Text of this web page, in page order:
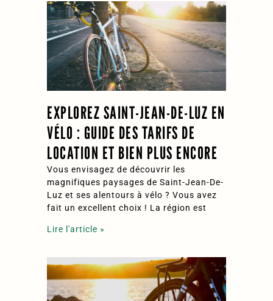
EXPLOREZ SAINT-JEAN-DE-LUZ EN
VÉLO : GUIDE DES TARIFS DE
LOCATION ET BIEN PLUS ENCORE
Vous envisagez de découvrir les
magnifiques paysages de Saint-Jean-De-
Luz et ses alentours à vélo ? Vous avez
fait un excellent choix ! La région est
Lire l'article »